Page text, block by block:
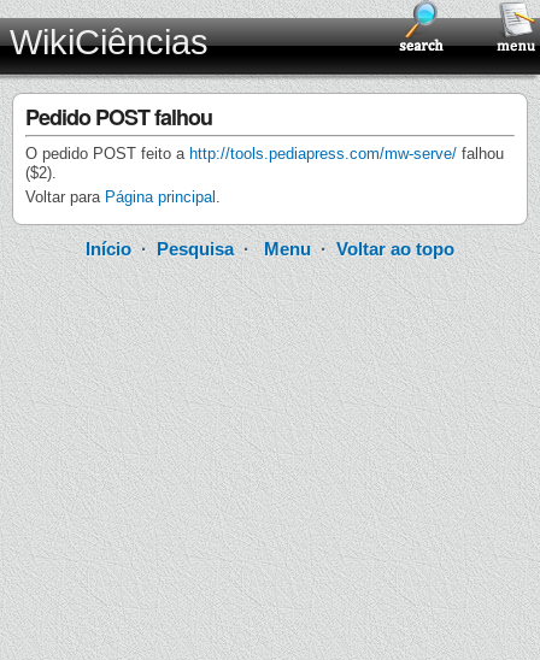
WikiCiências
Pedido POST falhou
O pedido POST feito a http://tools.pediapress.com/mw-serve/ falhou
($2).
Voltar para Página principal .
Início·Pesquisa· Menu· Voltar ao topo